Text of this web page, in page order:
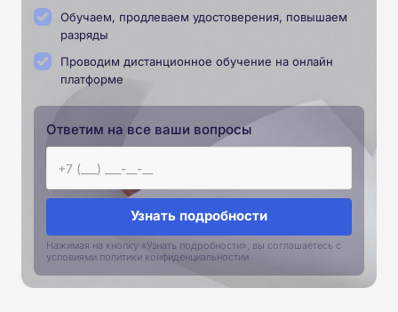
Обучаем, продлеваем удостоверения, повышаем
разряды
Проводим дистанционное обучение на онлайн
платформе
Ответим на все ваши вопросы
Узнать подробности
Нажимая на кнопку «Узнать подробности», вы соглашаетесь с
условиями политики конфиденциальностии